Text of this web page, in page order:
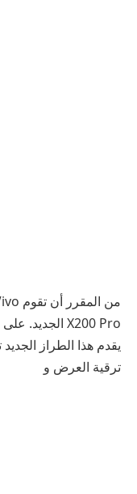
يقدم هذا الطراز
ترقية العرض و